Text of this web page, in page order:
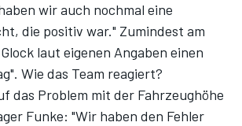
wir auch nochmal eine
die positiv war." Zumindest am
laut eigenen Angaben einen
Wie das Team reagiert?
das Problem mit der Fahrzeughöhe
Funke: "Wir haben den Fehler